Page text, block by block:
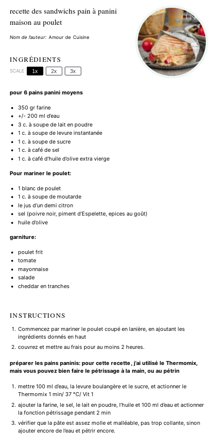
recette des sandwichs pain à panini
maison au poulet
Nom de l’auteur: Amour de Cuisine
INGRÉDIENTS
SCALE 1x 2x 3x
pour 6 pains panini moyens
350gr farine
+/- 200 ml d’eau
3c. à soupe de lait en poudre
1 c. à soupe de levure instantanée
1 c. à soupe de sucre
1 c. à café de sel
1 c. à café d’huile d’olive extra vierge
Pour mariner le poulet:
1 blanc de poulet
1 c. à soupe de moutarde
le jus d’un demi citron
sel (poivre noir, piment d’Espelette, epices au goût)
huile d’olive
garniture:
poulet frit
tomate
mayonnaise
salade
cheddar en tranches
INSTRUCTIONS
Commencez par mariner le poulet coupé en lanière, en ajoutant les
ingrédients donnés en haut
couvrez et mettre au frais pour au moins 2 heures.
préparer les pains paninis: pour cette recette, j’ai utilisé le Thermomix,
mais vous pouvez bien faire le pétrissage à la main, ou au pétrin
mettre 100 ml d’eau, la levure boulangère et le sucre, et actionner le
Thermomix 1 min/ 37 °C/ Vit 1
ajouter la farine, le sel, le lait en poudre, l’huile et 100 ml d’eau et actionner
la fonction pétrissage pendant 2 min
vérifier que la pâte est assez molle et malléable, pas trop collante, sinon
ajouter encore de l’eau et pétrir encore.